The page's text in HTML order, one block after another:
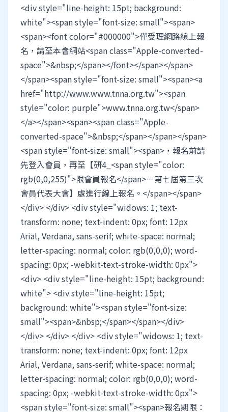
<div style="line-height: 15pt; background:
white"><span style="font-size: small"><span>
<span><font color="#000000">僅受理網路線上報
名，請至本會網站<span class="Apple-converted-
space">&nbsp;</span></font></span></span>
</span><span style="font-size: small"><span><a
href="http://www.www.tnna.org.tw"><span
style="color: purple">www.tnna.org.tw</span>
</a></span><span><span class="Apple-
converted-space">&nbsp;</span></span></span>
<span style="font-size: small"><span>，報名前請
先登入會員，再至【研4_<span style="color:
rgb(0,0,255)">限會員報名</span>－第七屆第三次
會員代表大會】處進行線上報名。</span></span>
</div> </div> <div style="widows: 1; text-
transform: none; text-indent: 0px; font: 12px
Arial, Verdana, sans-serif; white-space: normal;
letter-spacing: normal; color: rgb(0,0,0); word-
spacing: 0px; -webkit-text-stroke-width: 0px">
<div> <div style="line-height: 15pt; background:
white"> <div style="line-height: 15pt;
background: white"><span style="font-size:
small"><span>&nbsp;</span></span></div>
</div> </div> </div> <div style="widows: 1; text-
transform: none; text-indent: 0px; font: 12px
Arial, Verdana, sans-serif; white-space: normal;
letter-spacing: normal; color: rgb(0,0,0); word-
spacing: 0px; -webkit-text-stroke-width: 0px">
<span style="font-size: small"><span>報名期限：